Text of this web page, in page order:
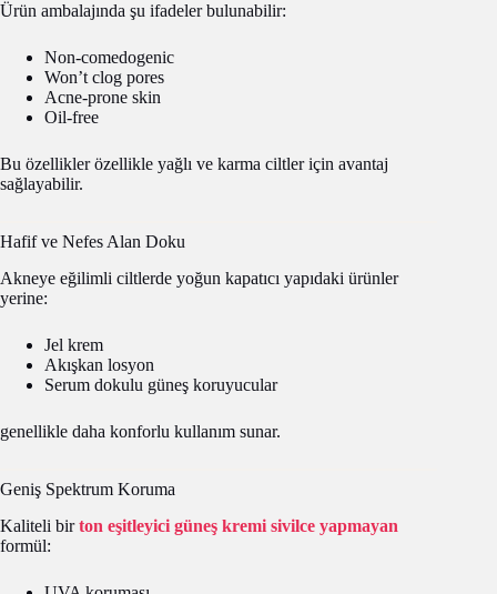
Ürün ambalajında şu ifadeler bulunabilir:
Non-comedogenic
Won’t clog pores
Acne-prone skin
Oil-free
Bu özellikler özellikle yağlı ve karma ciltler için avantaj
sağlayabilir.
Hafif ve Nefes Alan Doku
Akneye eğilimli ciltlerde yoğun kapatıcı yapıdaki ürünler
yerine:
Jel krem
Akışkan losyon
Serum dokulu güneş koruyucular
genellikle daha konforlu kullanım sunar.
Geniş Spektrum Koruma
Kaliteli birton eşitleyici güneş kremi sivilce yapmayan
formül: